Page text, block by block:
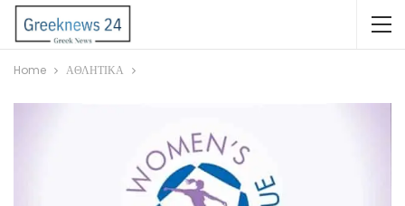
Home ΑΘΛΗΤΙΚΑ